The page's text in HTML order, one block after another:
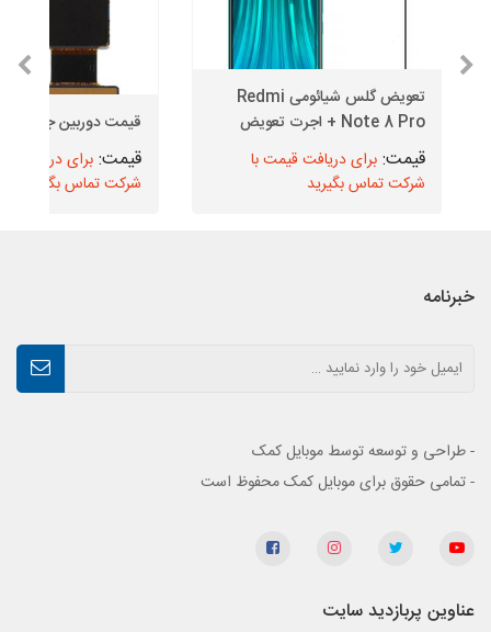
تعویض گلس شیائومی Redmi
Note 8 Pro + اجرت تعویض
برای دریافت قیمت با
شرکت تماس بگیرید
قیمت دوربین جلو J6
برای دریافت
شرکت تماس بگیرید
خبرنامه
- طراحی و توسعه توسط موبایل کمک
- تمامی حقوق برای موبایل کمک محفوظ است
عناوین پربازدید سایت